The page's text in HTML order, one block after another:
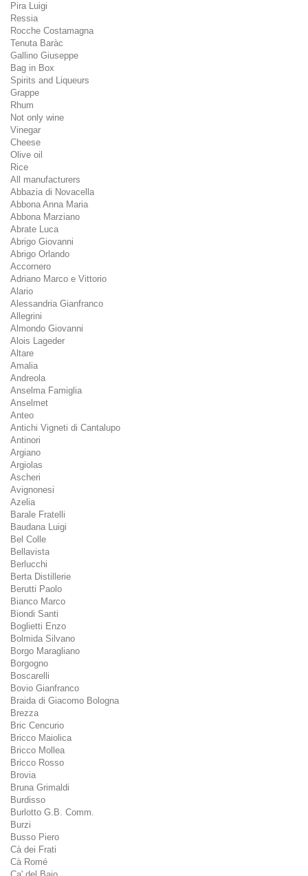
Pira Luigi
Ressia
Rocche Costamagna
Tenuta Baràc
Gallino Giuseppe
Bag in Box
Spirits and Liqueurs
Grappe
Rhum
Not only wine
Vinegar
Cheese
Olive oil
Rice
All manufacturers
Abbazia di Novacella
Abbona Anna Maria
Abbona Marziano
Abrate Luca
Abrigo Giovanni
Abrigo Orlando
Accornero
Adriano Marco e Vittorio
Alario
Alessandria Gianfranco
Allegrini
Almondo Giovanni
Alois Lageder
Altare
Amalia
Andreola
Anselma Famiglia
Anselmet
Anteo
Antichi Vigneti di Cantalupo
Antinori
Argiano
Argiolas
Ascheri
Avignonesi
Azelia
Barale Fratelli
Baudana Luigi
Bel Colle
Bellavista
Berlucchi
Berta Distillerie
Berutti Paolo
Bianco Marco
Biondi Santi
Boglietti Enzo
Bolmida Silvano
Borgo Maragliano
Borgogno
Boscarelli
Bovio Gianfranco
Braida di Giacomo Bologna
Brezza
Bric Cencurio
Bricco Maiolica
Bricco Mollea
Bricco Rosso
Brovia
Bruna Grimaldi
Burdisso
Burlotto G.B. Comm.
Burzi
Busso Piero
Cà dei Frati
Cà Romé